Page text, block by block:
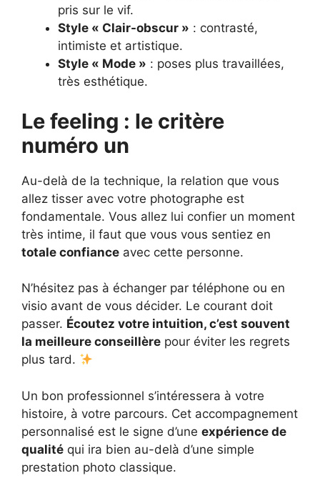
pris sur le vif.
Style « Clair-obscur » : contrasté,
intimiste et artistique.
Style « Mode » : poses plus travaillées,
très esthétique.
Le feeling : le critère
numéro un
Au-delà de la technique, la relation que vous
allez tisser avec votre photographe est
fondamentale. Vous allez lui confier un moment
très intime, il faut que vous vous sentiez en
totale confiance avec cette personne.
N’hésitez pas à échanger par téléphone ou en
visio avant de vous décider. Le courant doit
passer. Écoutez votre intuition, c’est souvent
la meilleure conseillère pour éviter les regrets
plus tard.
Un bon professionnel s’intéressera à votre
histoire, à votre parcours. Cet accompagnement
personnalisé est le signe d’une expérience de
qualité qui ira bien au-delà d’une simple
prestation photo classique.